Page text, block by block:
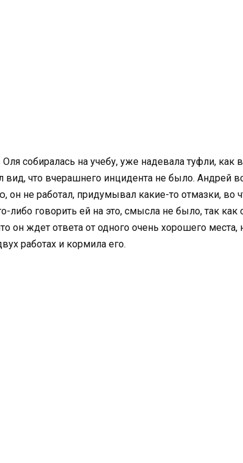
собиралась на учебу, уже надевала туфли, как
вид, что вчерашнего инцидента не было. Андрей
он не работал, придумывал какие-то отмазки, во
либо говорить ей на это, смысла не было, так
он ждет ответа от одного очень хорошего места,
работах и кормила его.